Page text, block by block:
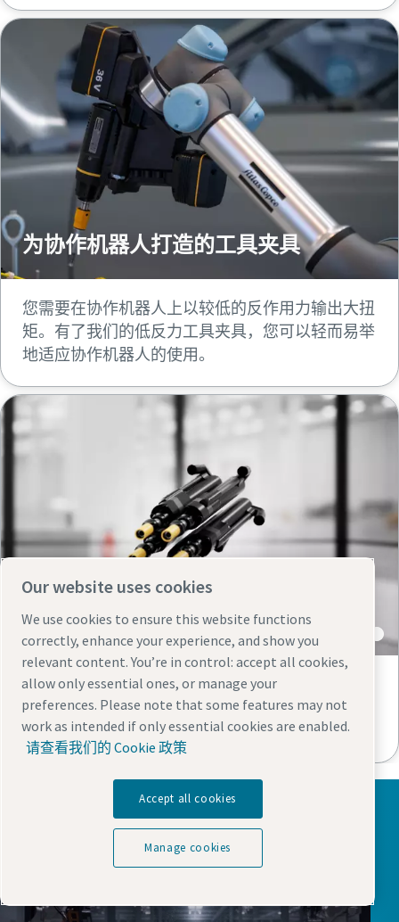
为协作机器人打造的工具夹具
您需要在协作机器人上以较低的反作用力输出大扭
矩。有了我们的低反力工具夹具，您可以轻而易举
地适应协作机器人的使用。
QST 固定式工具
为实现自动化而打造的工具，它具有可靠性好、安
全性高、设计稳定、可重复装配的特点。由于扩展
件和前部组件的数量众多，因此适应性强。
Our website uses cookies
We use cookies to ensure this website functions
correctly, enhance your experience, and show you
relevant content. You’re in control: accept all cookies,
allow only essential ones, or manage your
preferences. Please note that some features may not
work as intended if only essential cookies are enabled.
请查看我们的 Cookie 政策
Accept all cookies
Manage cookies